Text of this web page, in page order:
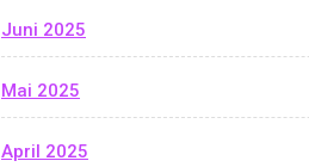
Juni 2025
Mai 2025
April 2025